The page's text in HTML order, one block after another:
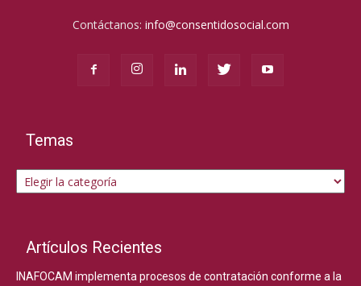
Contáctanos: info@consentidosocial.com
Temas
Temas
Artículos Recientes
INAFOCAM implementa procesos de contratación conforme a la